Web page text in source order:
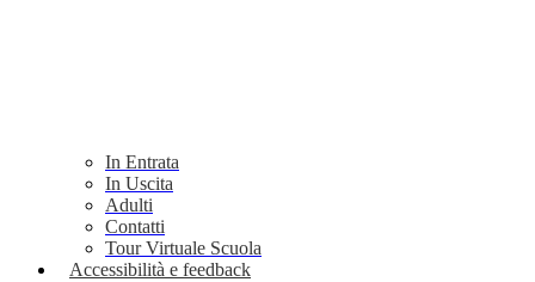
In Entrata
In Uscita
Adulti
Contatti
Tour Virtuale Scuola
Accessibilità e feedback